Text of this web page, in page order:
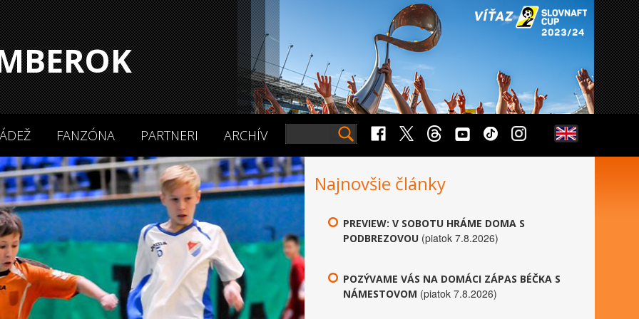
FANZÓNA PARTNERI ARCHÍV
Najnovšie články
PREVIEW: V SOBOTU HRÁME DOMA S
PODBREZOVOU (piatok 7.8.2026)
POZÝVAME VÁS NA DOMÁCI ZÁPAS BÉČKA S
NÁMESTOVOM (piatok 7.8.2026)